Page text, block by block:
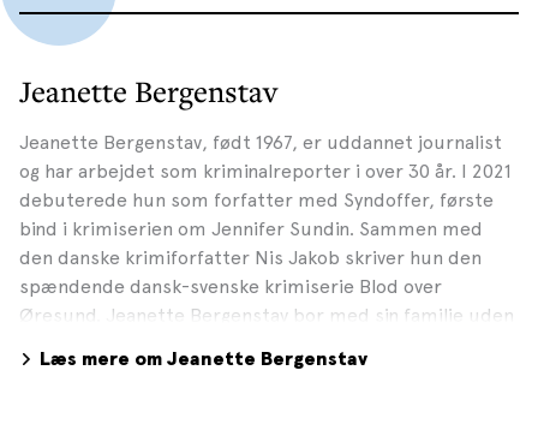
Jeanette Bergenstav
Jeanette Bergenstav, født 1967, er uddannet journalist
og har arbejdet som kriminalreporter i over 30 år. I 2021
debuterede hun som forfatter med Syndoffer, første
bind i krimiserien om Jennifer Sundin. Sammen med
den danske krimiforfatter Nis Jakob skriver hun den
spændende dansk-svenske krimiserie Blod over
Øresund. Jeanette Bergenstav bor med sin familie uden
Læs mere om Jeanette Bergenstav